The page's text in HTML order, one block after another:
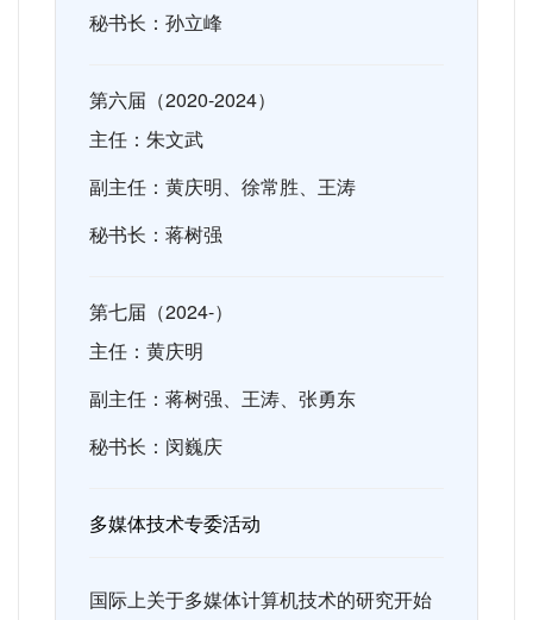
秘书长：孙立峰
第六届（2020-2024）
主任：朱文武
副主任：黄庆明、徐常胜、 王涛
秘书长：蒋树强
第七届（2024-）
主任： 黄庆明
副主任： 蒋树强、 王涛、张勇东
秘书长：闵巍庆
多媒体技术专委活动
国际上关于多媒体计算机技术的研究开始